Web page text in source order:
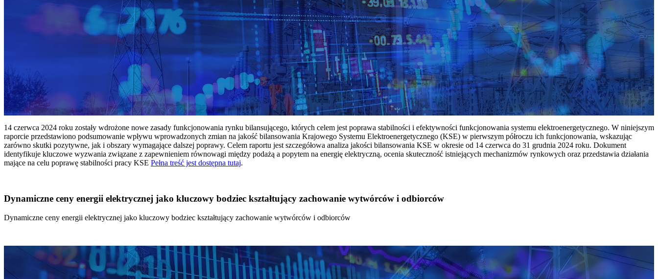
14 czerwca 2024 roku zostały wdrożone nowe zasady funkcjonowania rynku bilansującego, których celem jest poprawa stabilności i efektywności funkcjonowania systemu elektroenergetycznego. W niniejszym
raporcie przedstawiono podsumowanie wpływu wprowadzonych zmian na jakość bilansowania Krajowego Systemu Elektroenergetycznego (KSE) w pierwszym półroczu ich funkcjonowania, wskazując
zarówno skutki pozytywne, jak i obszary wymagające dalszej poprawy. Celem raportu jest szczegółowa analiza jakości bilansowania KSE w okresie od 14 czerwca do 31 grudnia 2024 roku. Dokument
identyfikuje kluczowe wyzwania związane z zapewnieniem równowagi między podażą a popytem na energię elektryczną, ocenia skuteczność istniejących mechanizmów rynkowych oraz przedstawia działania
mające na celu poprawę stabilności pracy KSE Pełna treść jest dostępna tutaj.
Dynamiczne ceny energii elektrycznej jako kluczowy bodziec kształtujący zachowanie wytwórców i odbiorców
Dynamiczne ceny energii elektrycznej jako kluczowy bodziec kształtujący zachowanie wytwórców i odbiorców